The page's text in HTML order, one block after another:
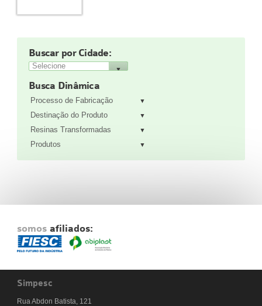
SEJA UM ASSOCIADO
VAGAS
Buscar por Cidade:
Busca Dinâmica
Processo de Fabricação
Destinação do Produto
Resinas Transformadas
Produtos
somos afiliados:
Simpesc
Rua Abdon Batista, 121